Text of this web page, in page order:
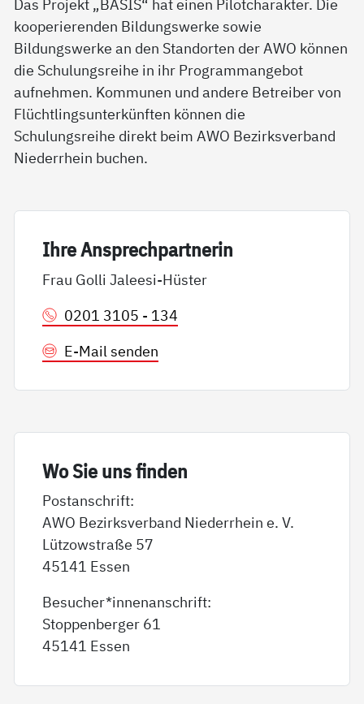
Das Projekt „BASIS“ hat einen Pilotcharakter. Die
kooperierenden Bildungswerke sowie
Bildungswerke an den Standorten der AWO können
die Schulungsreihe in ihr Programmangebot
aufnehmen. Kommunen und andere Betreiber von
Flüchtlingsunterkünften können die
Schulungsreihe direkt beim AWO Bezirksverband
Niederrhein buchen.
Ih­re An­sp­rech­part­ne­rin
Frau Golli Jaleesi-Hüster
0201 3105 - 134
E-Mail senden
Wo Sie uns fin­den
Postanschrift:
AWO Bezirksverband Niederrhein e. V.
Lützowstraße 57
45141 Essen
Besucher*innenanschrift:
Stoppenberger 61
45141 Essen